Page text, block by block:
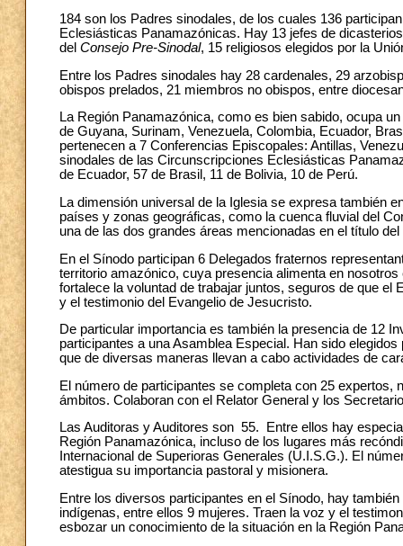
184 son los Padres sinodales, de los cuales 136
Eclesiásticas Panamazónicas. Hay 13 jefes de
del Consejo Pre-Sinodal, 15 religiosos elegidos por la
Entre los Padres sinodales hay 28 cardenales, 29
obispos prelados, 21 miembros no obispos, entre
La Región Panamazónica, como es bien sabido, ocupa
de Guyana, Surinam, Venezuela, Colombia, Ecuador,
pertenecen a 7 Conferencias Episcopales: Antillas,
sinodales de las Circunscripciones Eclesiásticas
de Ecuador, 57 de Brasil, 11 de Bolivia, 10 de Perú.
La dimensión universal de la Iglesia se expresa también
países y zonas geográficas, como la cuenca fluvial del
una de las dos grandes áreas mencionadas en el título del
En el Sínodo participan 6 Delegados fraternos
territorio amazónico, cuya presencia alimenta en
fortalece la voluntad de trabajar juntos, seguros de que
y el testimonio del Evangelio de Jesucristo.
De particular importancia es también la presencia de 12
participantes a una Asamblea Especial. Han sido
que de diversas maneras llevan a cabo actividades de
El número de participantes se completa con 25
ámbitos. Colaboran con el Relator General y los
Las Auditoras y Auditores son 55. Entre ellos hay
Región Panamazónica, incluso de los lugares más
Internacional de Superioras Generales (U.I.S.G.). El
atestigua su importancia pastoral y misionera.
Entre los diversos participantes en el Sínodo, hay
indígenas, entre ellos 9 mujeres. Traen la voz y el
esbozar un conocimiento de la situación en la Región